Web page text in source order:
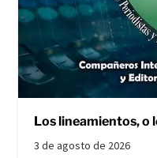
Los lineamientos, o
3 de agosto de 2026